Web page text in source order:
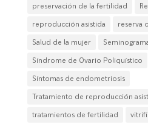
preservación de la fertilidad
reproducción asistida
reserva
Salud de la mujer
Síndrome de Ovario Poliquístico
Síntomas de endometriosis
Tratamiento de reproducción
tratamientos de fertilidad